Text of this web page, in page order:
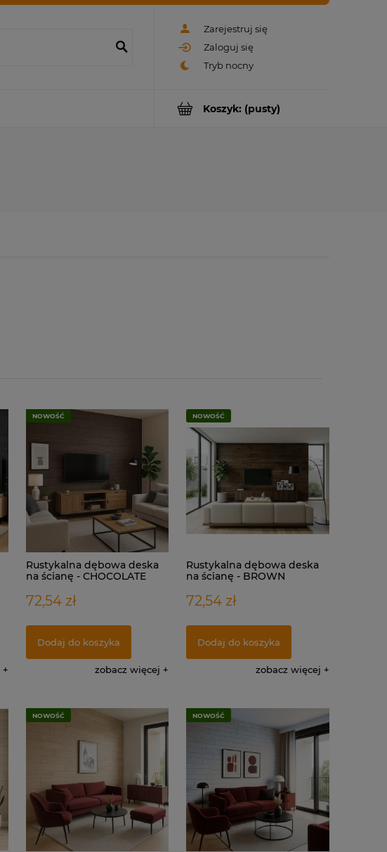
Zarejestruj się
Zaloguj się
Koszyk: (pusty)
Rustykalna dębowa deska
na ścianę - CHOCOLATE
72,54 zł
Dodaj do koszyka
zobacz więcej
NOWOŚĆ
Rustykalna dębowa deska
na ścianę - BROWN
72,54 zł
Dodaj do koszyka
zobacz więcej
NOWOŚĆ
NOWOŚĆ NOWOŚĆ